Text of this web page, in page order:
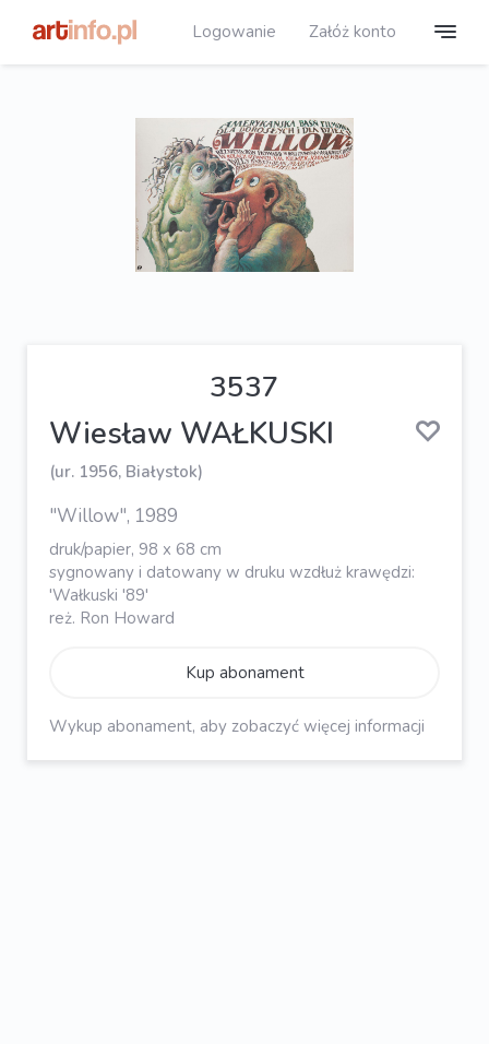
Logowanie Załóż konto
3537
Wiesław WAŁKUSKI
(ur. 1956, Białystok)
"Willow", 1989
druk/papier, 98 x 68 cm
sygnowany i datowany w druku wzdłuż krawędzi:
'Wałkuski '89'
reż. Ron Howard
Kup abonament
Wykup abonament, aby zobaczyć więcej informacji